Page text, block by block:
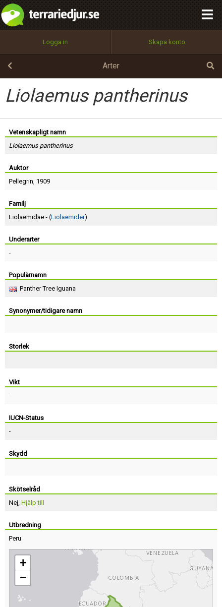
Logga in Skapa konto
Arter
Liolaemus pantherinus
Vetenskapligt namn
Liolaemus pantherinus
Auktor
Pellegrin, 1909
Familj
Liolaemidae - (Liolaemider)
Underarter
-
Populärnamn
Panther Tree Iguana
Synonymer/tidigare namn
Storlek
Vikt
-
IUCN-Status
-
Skydd
Skötselråd
Nej, Hjälp till
Utbredning
Peru
+
−
Utför
100%
OK
integritetspolicy
Namn:
Epost:
Lösenord:
Terms of Service
Begär nytt lösenord
Tillbaka till förstasidan